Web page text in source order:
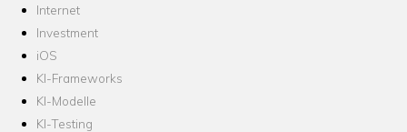
Internet
Investment
iOS
KI-Frameworks
KI-Modelle
KI-Testing